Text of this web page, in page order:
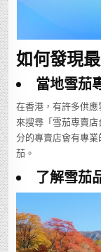
如何發現
當地雪茄
在香港，有許多供
來搜尋「雪茄專賣
分的專賣店會有專
茄。
了解雪茄